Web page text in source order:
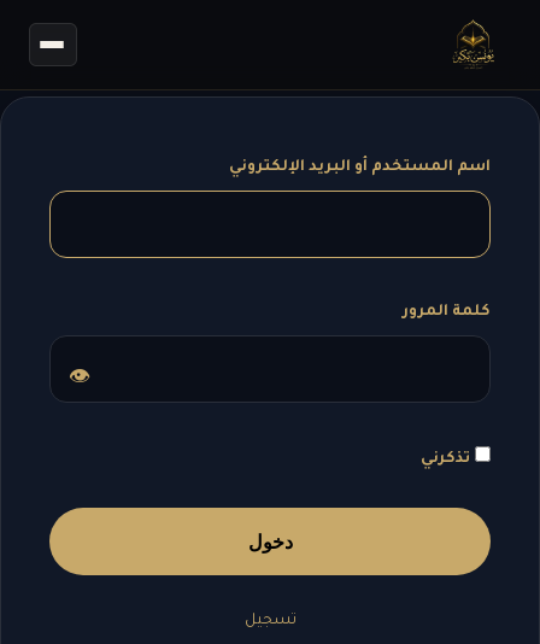
اسم المستخدم أو البريد الإلكتروني
كلمة المرور
👁
تذكرني
دخول
تسجيل